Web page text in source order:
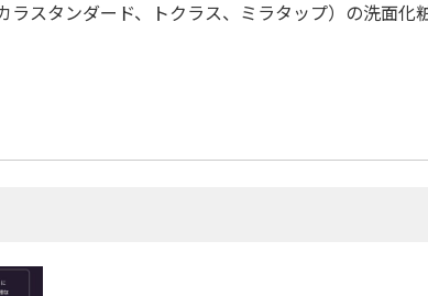
スタンダード、トクラス、ミラタップ）の洗面化